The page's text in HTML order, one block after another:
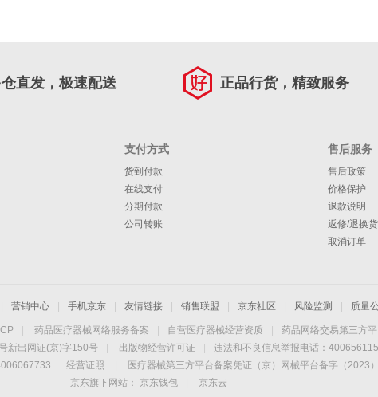
直发，极速配送 正品行货，精致服务
支付方式
货到付款
在线支付
分期付款
公司转账
售后服务
售后政策
价格保护
退款说明
返修/退换货
取消订单
营销中心 手机京东 友情链接 销售联盟 京东社区 风险监测 质量
ICP 药品医疗器械网络服务备案 自营医疗器械经营资质 药品网络交易第三方
新出网证(京)字150号
出版物经营许可证
违法和不良信息举报电话：
经营证照 医疗器械第三方平台备案凭证（京）网械平台备字（2023
京东旗下网站：
京东钱包
京东云